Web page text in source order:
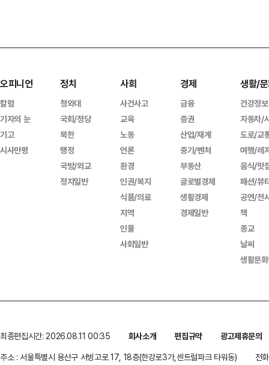
오피니언
칼럼
기자의 눈
기고
시사만평
정치
청와대
국회/정당
북한
행정
국방/외교
정치일반
사회
사건사고
교육
노동
언론
환경
인권/복지
식품/의료
지역
인물
사회일반
경제
금융
증권
산업/재계
중기/벤처
부동산
글로벌경제
생활경제
경제일반
생활/
건강정보
자동차/
도로/교
여행/레
음식/맛
패션/뷰
공연/전
책
종교
날씨
생활문
최종편집시간: 2026.08.11 00:35 회사소개 편집규약
광고제휴문의
주소 : 서울특별시 용산구 서빙고로 17, 18층(한강로3가,센트럴파크 타워동)
전